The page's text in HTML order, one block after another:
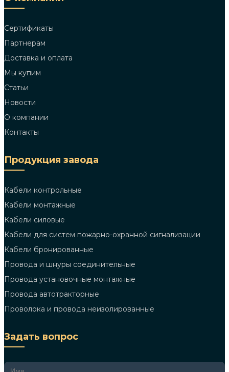
Сертификаты
Партнерам
Доставка и оплата
Мы купим
Статьи
Новости
О компании
Контакты
Продукция завода
Кабели контрольные
Кабели монтажные
Кабели силовые
Кабели для систем пожарно-охранной сигнализации
Кабели бронированные
Провода и шнуры соединительные
Провода установочные монтажные
Провода автотракторные
Проволока и провода неизолированные
Задать вопрос